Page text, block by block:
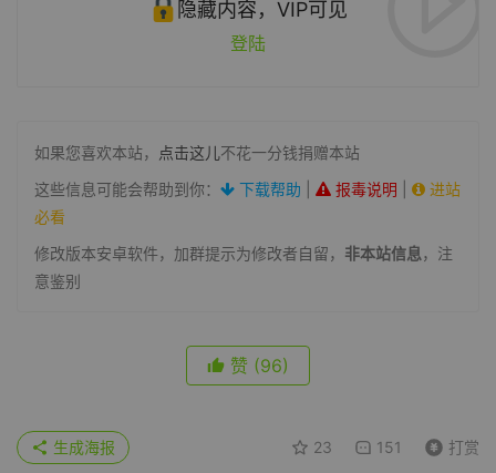
隐藏内容，VIP可见
登陆
如果您喜欢本站， 点击这儿不花一分钱捐赠本站
这些信息可能会帮助到你：
下载帮助 报毒说明
进站
必看
修改版本安卓软件，加群提示为修改者自留， 非本站信息，注
意鉴别
赞 (96)
23 151 打赏
生成海报